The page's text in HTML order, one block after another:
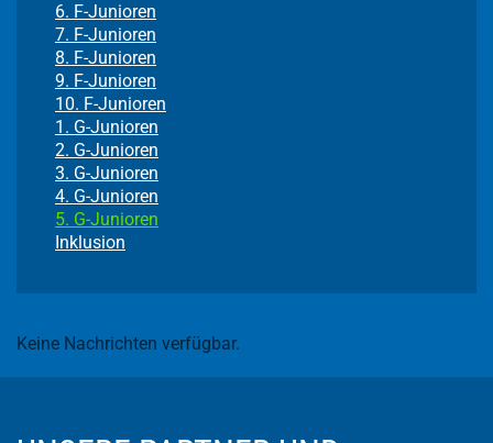
6. F-Junioren
7. F-Junioren
8. F-Junioren
9. F-Junioren
10. F-Junioren
1. G-Junioren
2. G-Junioren
3. G-Junioren
4. G-Junioren
5. G-Junioren
Inklusion
Keine Nachrichten verfügbar.